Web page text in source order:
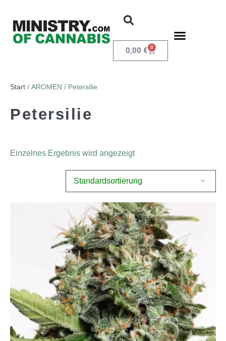
0,00 € 0
Start / AROMEN / Petersilie
Petersilie
Einzelnes Ergebnis wird angezeigt